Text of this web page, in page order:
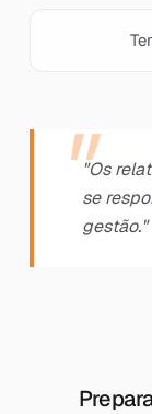
"Os
se
gestão."